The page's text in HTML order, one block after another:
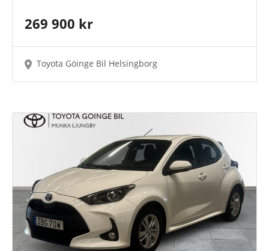
269 900 kr
Toyota Göinge Bil Helsingborg